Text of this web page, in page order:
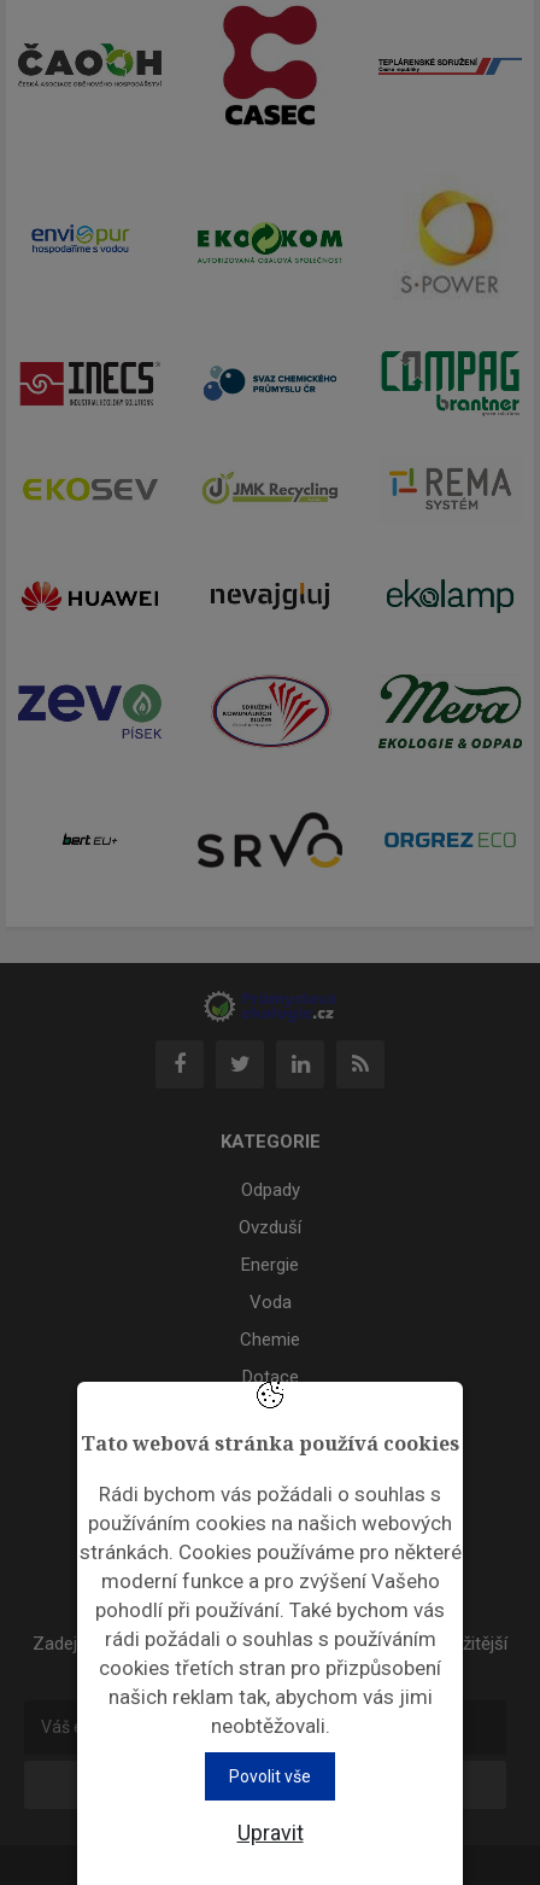
Tato webová stránka používá cookies
Rádi bychom vás požádali o souhlas s
používáním cookies na našich webových
stránkách. Cookies používáme pro některé
moderní funkce a pro zvýšení Vašeho
pohodlí při používání. Také bychom vás
rádi požádali o souhlas s používáním
cookies třetích stran pro přizpůsobení
našich reklam tak, abychom vás jimi
neobtěžovali.
Povolit vše
Upravit
KATEGORIE
Odpady
Ovzduší
Energie
Voda
Chemie
Dotace
Akce
ODPADNÍ PLASTY
NEWSLETTER
Zadejte váš email a my Vám budeme zasílat ty nejdůležitější
informace, maximálně 1x týdně.
Odebírat